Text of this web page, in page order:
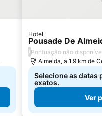
Hotel
Pousade De
/Pontuação não
Almeida, a 1.9 km de
Selecione as datas
exatos.
Ver